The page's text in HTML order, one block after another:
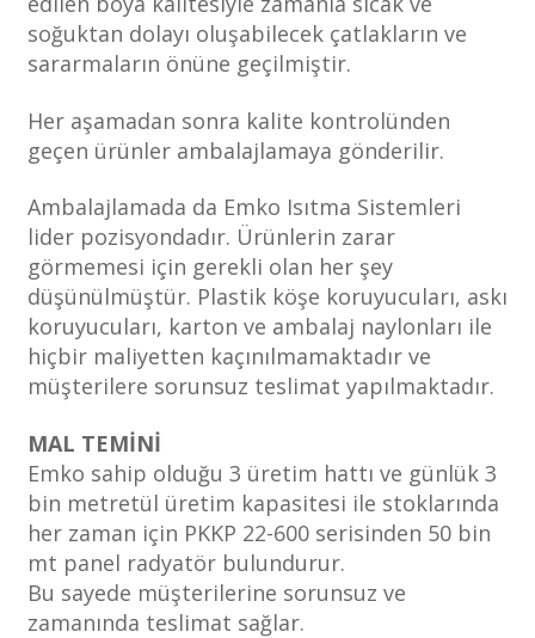
soğuktan dolayı oluşabilecek çatlakların ve
sararmaların önüne geçilmiştir.
Her aşamadan sonra kalite kontrolünden
geçen ürünler ambalajlamaya gönderilir.
Ambalajlamada da Emko Isıtma Sistemleri
lider pozisyondadır. Ürünlerin zarar
görmemesi için gerekli olan her şey
düşünülmüştür. Plastik köşe koruyucuları, askı
koruyucuları, karton ve ambalaj naylonları ile
hiçbir maliyetten kaçınılmamaktadır ve
müşterilere sorunsuz teslimat yapılmaktadır.
MAL TEMİNİ
Emko sahip olduğu 3 üretim hattı ve günlük 3
bin metretül üretim kapasitesi ile stoklarında
her zaman için PKKP 22-600 serisinden 50 bin
mt panel radyatör bulundurur.
Bu sayede müşterilerine sorunsuz ve
zamanında teslimat sağlar.